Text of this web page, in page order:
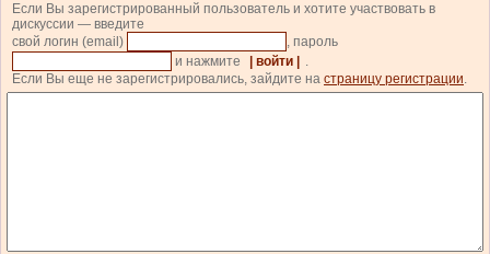
Если Вы зарегистрированный пользователь и хотите участвовать в
дискуссии — введите
свой логин (email)
, пароль
и нажмите
| войти |
.
Если Вы еще не зарегистрировались, зайдите на страницу регистрации.